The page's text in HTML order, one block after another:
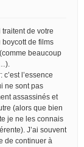
de votre
de films
beaucoup
l’essence
ne sont pas
assassinés et
(alors que bien
je ne les connais
J’ai souvent
de continuer à